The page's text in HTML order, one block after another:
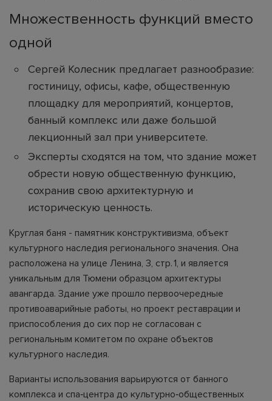
Множественность функций вместо
одной
Сергей Колесник предлагает разнообразие:
гостиницу, офисы, кафе, общественную
площадку для мероприятий, концертов,
банный комплекс или даже большой
лекционный зал при университете.
Эксперты сходятся на том, что здание может
обрести новую общественную функцию,
сохранив свою архитектурную и
историческую ценность.
Круглая баня - памятник конструктивизма, объект
культурного наследия регионального значения. Она
расположена на улице Ленина, 3, стр. 1, и является
уникальным для Тюмени образцом архитектуры
авангарда. Здание уже прошло первоочередные
противоаварийные работы, но проект реставрации и
приспособления до сих пор не согласован с
региональным комитетом по охране объектов
культурного наследия.
Варианты использования варьируются от банного
комплекса и спа‑центра до культурно‑общественных